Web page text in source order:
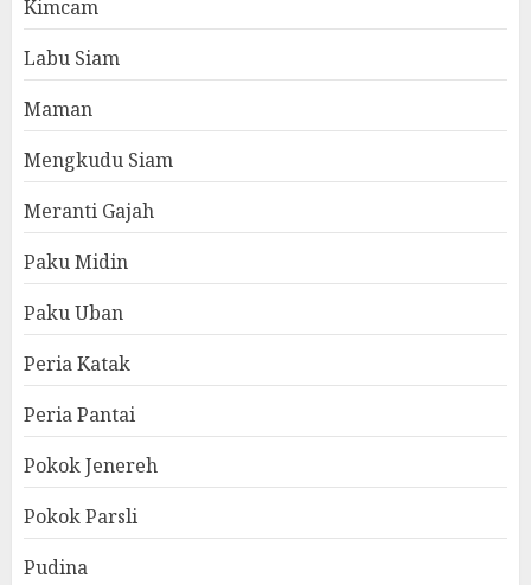
Kimcam
Labu Siam
Maman
Mengkudu Siam
Meranti Gajah
Paku Midin
Paku Uban
Peria Katak
Peria Pantai
Pokok Jenereh
Pokok Parsli
Pudina